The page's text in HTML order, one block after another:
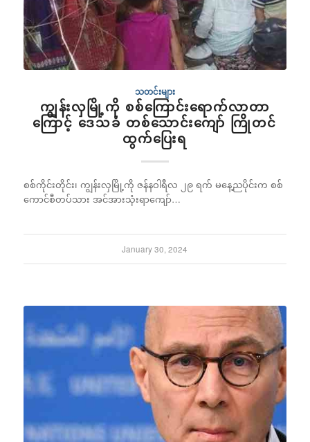
သတင်းများ
ကျွန်းလှမြို့ကို စစ်ကြောင်းရောက်လာတာ
ကြောင့် ဒေသခံ တစ်သောင်းကျော် ကြိုတင်
ထွက်ပြေးရ
စစ်ကိုင်းတိုင်း၊ ကျွန်းလှမြို့ကို ဇန်နဝါရီလ ၂၉ ရက် မနေ့ညပိုင်းက စစ်
ကောင်စီတပ်သား အင်အားသုံးရာကျော်…
January 30, 2024